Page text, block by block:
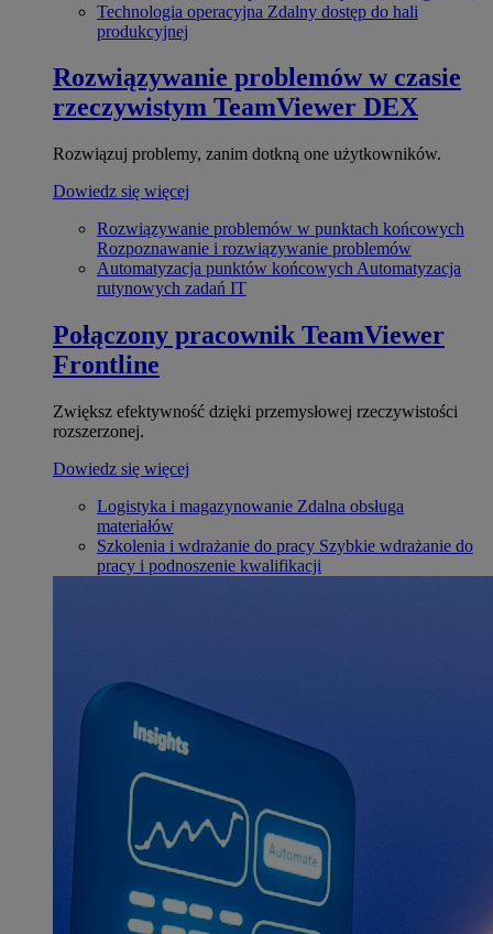
Technologia operacyjna Zdalny dostęp do hali
produkcyjnej
Rozwiązywanie problemów w czasie
rzeczywistym TeamViewer DEX
Rozwiązuj problemy, zanim dotkną one użytkowników.
Dowiedz się więcej
Rozwiązywanie problemów w punktach końcowych
Rozpoznawanie i rozwiązywanie problemów
Automatyzacja punktów końcowych Automatyzacja
rutynowych zadań IT
Połączony pracownik TeamViewer
Frontline
Zwiększ efektywność dzięki przemysłowej rzeczywistości
rozszerzonej.
Dowiedz się więcej
Logistyka i magazynowanie Zdalna obsługa
materiałów
Szkolenia i wdrażanie do pracy Szybkie wdrażanie do
pracy i podnoszenie kwalifikacji